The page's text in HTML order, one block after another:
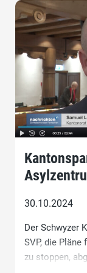
30.10.2024
Der Schwyzer
SVP, die
zu stoppen,